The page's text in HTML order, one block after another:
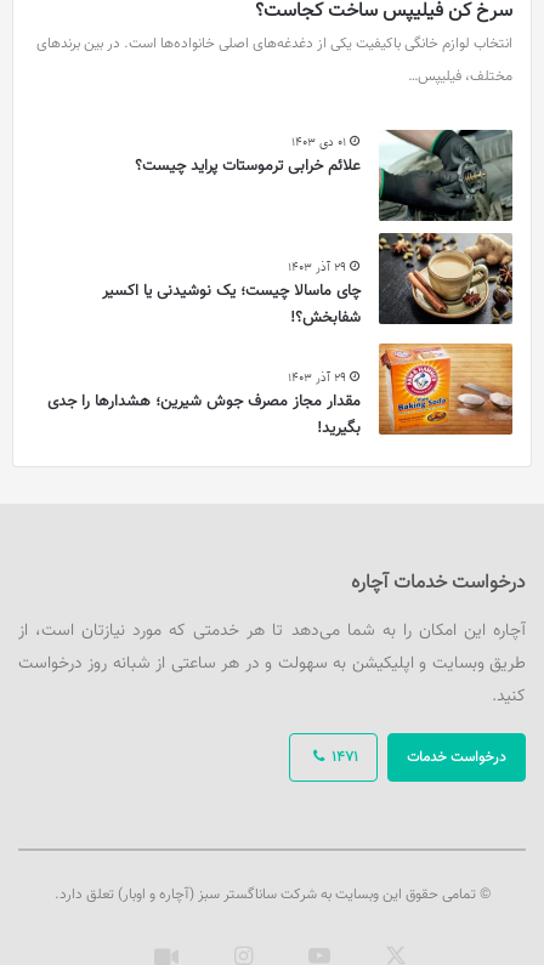
سرخ کن فیلیپس ساخت کجاست؟
انتخاب لوازم خانگی باکیفیت یکی از دغدغه‌های اصلی خانواده‌ها است. در بین برندهای
مختلف، فیلیپس…
01 دی 1403
علائم خرابی ترموستات پراید چیست؟
29 آذر 1403
چای ماسالا چیست؛ یک نوشیدنی یا اکسیر
شفابخش؟!
29 آذر 1403
مقدار مجاز مصرف جوش شیرین؛ هشدارها را جدی
بگیرید!
درخواست خدمات آچاره
آچاره این امکان را به شما می‌دهد تا هر خدمتی که مورد نیازتان است، از
طریق وبسایت و اپلیکیشن به سهولت و در هر ساعتی از شبانه روز درخواست
کنید.
1471 درخواست خدمات
© تمامی حقوق این وبسایت به شرکت ساناگستر سبز (آچاره و اوبار) تعلق دارد.
یوتیوب اینستاگرام